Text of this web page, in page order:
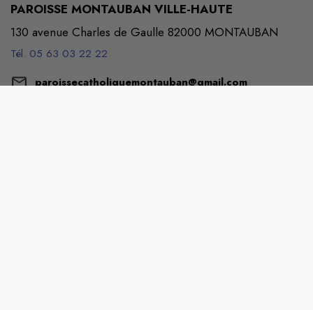
PAROISSE MONTAUBAN VILLE-HAUTE
130 avenue Charles de Gaulle 82000 MONTAUBAN
Tél. 05 63 03 22 22
paroissecatholiquemontauban@gmail.com